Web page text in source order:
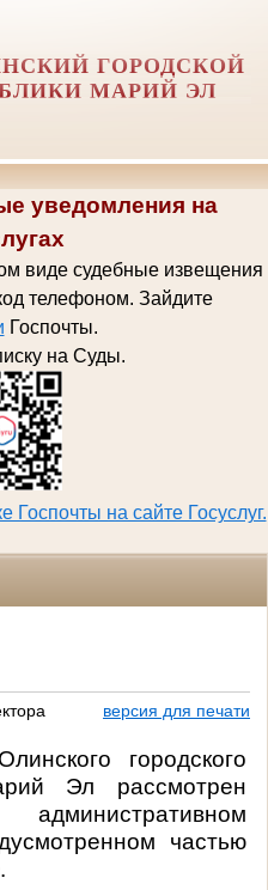
ГОРОДСКОЙ
МАРИЙ ЭЛ
уведомления на
виде судебные извещения
телефоном. Зайдите
Госпочты.
на Суды.
Госпочты на сайте Госуслуг.
версия для печати
городского
Эл рассмотрен
частью